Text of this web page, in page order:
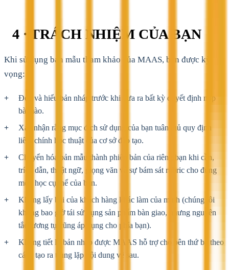
4 · TRÁCH NHIỆM CỦA BẠN
Khi sử dụng bản mẫu tham khảo của MAAS, bạn được kỳ
vọng:
Đọc và hiểu bản nháp trước khi đưa ra bất kỳ quyết định nộp
bài nào.
Xác nhận rằng mục đích sử dụng của bạn tuân thủ quy định
liêm chính học thuật của cơ sở đào tạo.
Chuyển hóa bản mẫu thành phiên bản của riêng bạn khi cần,
trích dẫn, thuật ngữ, giọng văn và sự bám sát rubric cho đúng
môn học cụ thể của bạn.
Không lấy bài của khách hàng khác làm của mình (chúng tôi
không bao giờ tái sử dụng sản phẩm bàn giao, nhưng nguyên
tắc tương tự cũng áp dụng cho phía bạn).
Không tiết lộ bản nháp được MAAS hỗ trợ cho bên thứ ba theo
cách tạo ra trùng lặp nội dung về sau.